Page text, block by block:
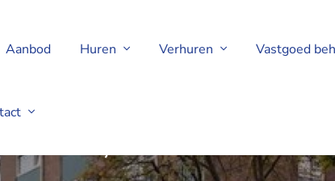
Aanbod Huren Verhuren Vastgoed
Enschede